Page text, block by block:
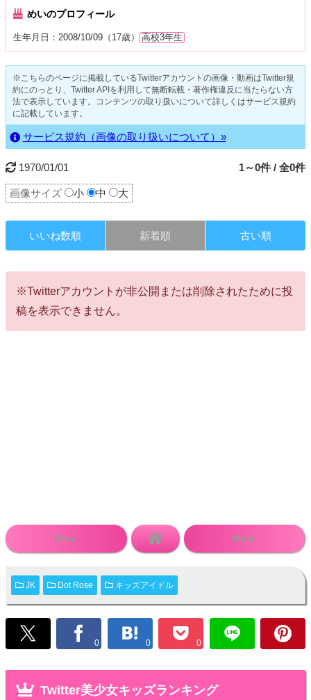
めいのプロフィール
生年月日：2008/10/09（17歳） 高校3年生
※こちらのページに掲載しているTwitterアカウントの画像・動画はTwitter規
約にのっとり、Twitter APIを利用して無断転載・著作権違反に当たらない方
法で表示しています。コンテンツの取り扱いについて詳しくはサービス規約
に記載しています。
サービス規約（画像の取り扱いについて）»
1970/01/01 1～0件 / 全0件
画像サイズ 小 中 大
いいね数順 新着順 古い順
※Twitterアカウントが非公開または削除されたために投
稿を表示できません。
Prev Next
JK Dot Rose キッズアイドル
0 0 0
Twitter美少女キッズランキング